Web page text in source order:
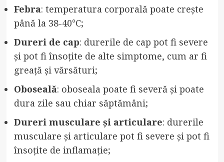
Febra: temperatura corporală poate crește
până la 38-40°C;
Dureri de cap: durerile de cap pot fi severe
și pot fi însoțite de alte simptome, cum ar fi
greață și vărsături;
Oboseală: oboseala poate fi severă și poate
dura zile sau chiar săptămâni;
Dureri musculare și articulare: durerile
musculare și articulare pot fi severe și pot fi
însoțite de inflamație;